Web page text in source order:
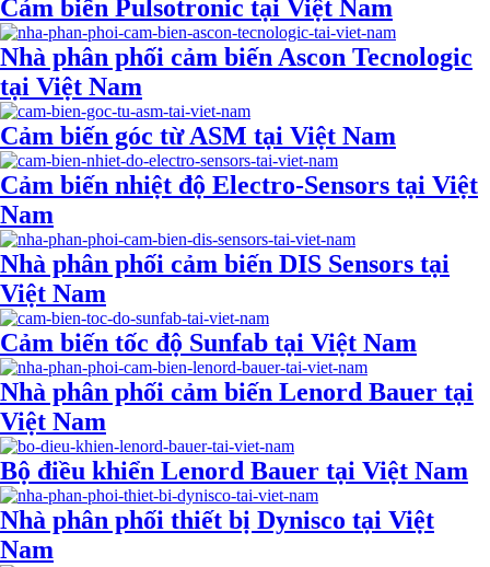
Cảm biến Pulsotronic tại Việt Nam
Nhà phân phối cảm biến Ascon Tecnologic
tại Việt Nam
Cảm biến góc từ ASM tại Việt Nam
Cảm biến nhiệt độ Electro-Sensors tại Việt
Nam
Nhà phân phối cảm biến DIS Sensors tại
Việt Nam
Cảm biến tốc độ Sunfab tại Việt Nam
Nhà phân phối cảm biến Lenord Bauer tại
Việt Nam
Bộ điều khiển Lenord Bauer tại Việt Nam
Nhà phân phối thiết bị Dynisco tại Việt
Nam